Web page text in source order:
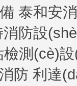
泰和安
消防設
測(cè)
防 利達